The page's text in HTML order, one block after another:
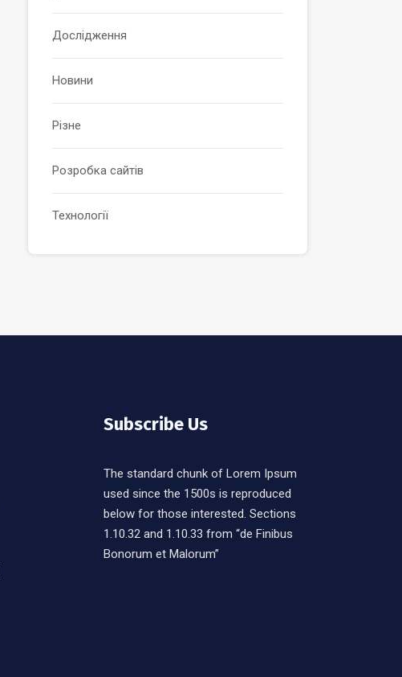
Дослідження
Новини
Різне
Розробка сайтів
Технології
Subscribe Us
The standard chunk of Lorem Ipsum
used since the 1500s is reproduced
below for those interested. Sections
1.10.32 and 1.10.33 from “de Finibus
Bonorum et Malorum”